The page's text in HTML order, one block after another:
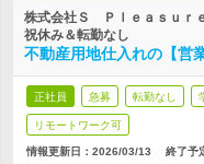
株式会社Ｓ Ｐｌｅａｓｕｒ
祝休み＆転勤なし
不動産用地仕入れの【営
正社員 急募 転勤なし
リモートワーク可
情報更新日：2026/03/13 終了予